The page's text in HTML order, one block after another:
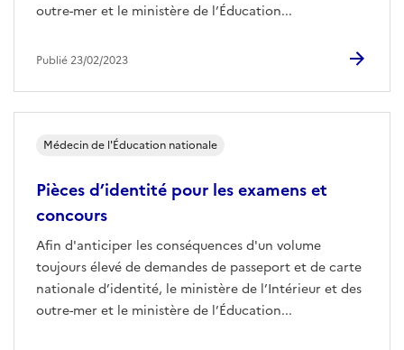
outre-mer et le ministère de l’Éducation...
Publié 23/02/2023
Pièces d’identité pour les examens et
concours
Afin d'anticiper les conséquences d'un volume
toujours élevé de demandes de passeport et de carte
nationale d’identité, le ministère de l’Intérieur et des
outre-mer et le ministère de l’Éducation...
Médecin de l'Éducation nationale